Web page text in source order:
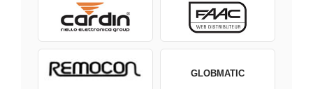
GLOBMATIC